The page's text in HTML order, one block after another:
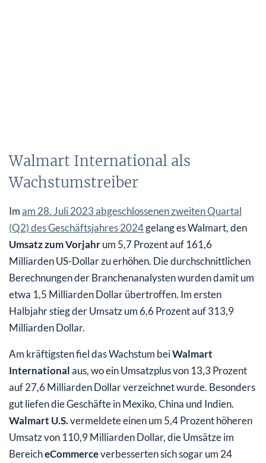
Walmart International als
Wachstumstreiber
Imam 28. Juli 2023 abgeschlossenen zweiten Quartal
(Q2) des Geschäftsjahres 2024gelang es Walmart, den
Umsatz zum Vorjahrum 5,7 Prozent auf 161,6
Milliarden US-Dollar zu erhöhen. Die durchschnittlichen
Berechnungen der Branchenanalysten wurden damit um
etwa 1,5 Milliarden Dollar übertroffen. Im ersten
Halbjahr stieg der Umsatz um 6,6 Prozent auf 313,9
Milliarden Dollar.
Am kräftigsten fiel das Wachstum beiWalmart
Internationalaus, wo ein Umsatzplus von 13,3 Prozent
auf 27,6 Milliarden Dollar verzeichnet wurde. Besonders
gut liefen die Geschäfte in Mexiko, China und Indien.
Walmart U.S.vermeldete einen um 5,4 Prozent höheren
Umsatz von 110,9 Milliarden Dollar, die Umsätze im
BereicheCommerceverbesserten sich sogar um 24